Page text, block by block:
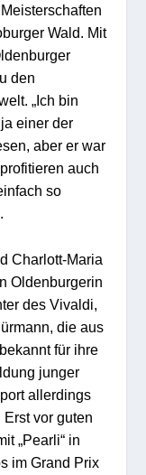
Wald. Mit
den
„Ich bin
einer der
aber er war
auch
so
Charlott-Maria
Oldenburgerin
des Vivaldi,
die aus
für ihre
junger
allerdings
vor guten
„Pearli“ in
im Grand Prix